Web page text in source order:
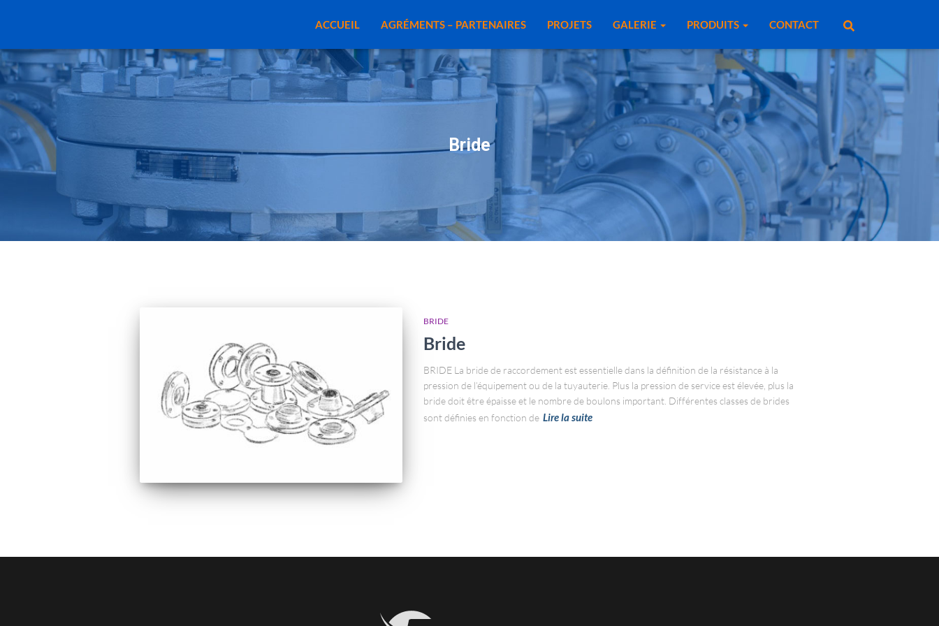
ACCUEIL AGRÉMENTS – PARTENAIRES PROJETS GALERIE PRODUITS CONTACT
Bride
BRIDE
Bride
BRIDE La bride de raccordement est essentielle dans la définition de la résistance à la
pression de l’équipement ou de la tuyauterie. Plus la pression de service est élevée, plus la
bride doit être épaisse et le nombre de boulons important. Différentes classes de brides
sont définies en fonction de Lire la suite